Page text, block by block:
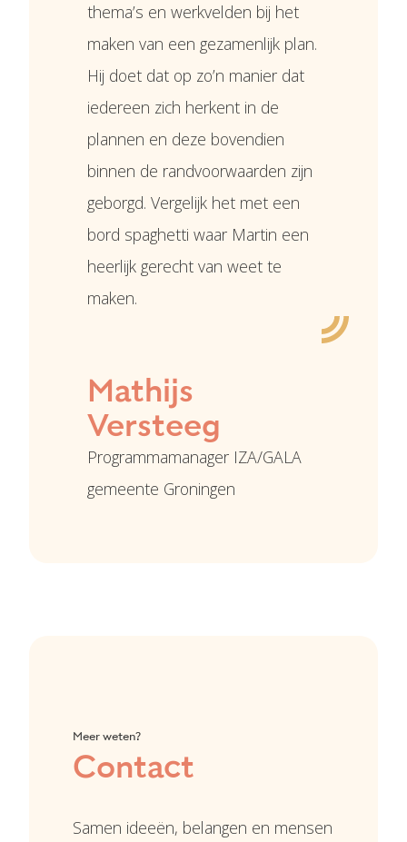
thema’s en werkvelden bij het
maken van een gezamenlijk plan.
Hij doet dat op zo’n manier dat
iedereen zich herkent in de
plannen en deze bovendien
binnen de randvoorwaarden zijn
geborgd. Vergelijk het met een
bord spaghetti waar Martin een
heerlijk gerecht van weet te
maken.
Mathijs
Versteeg
Programmamanager IZA/GALA
gemeente Groningen
Meer weten?
Contact
Samen ideeën, belangen en mensen